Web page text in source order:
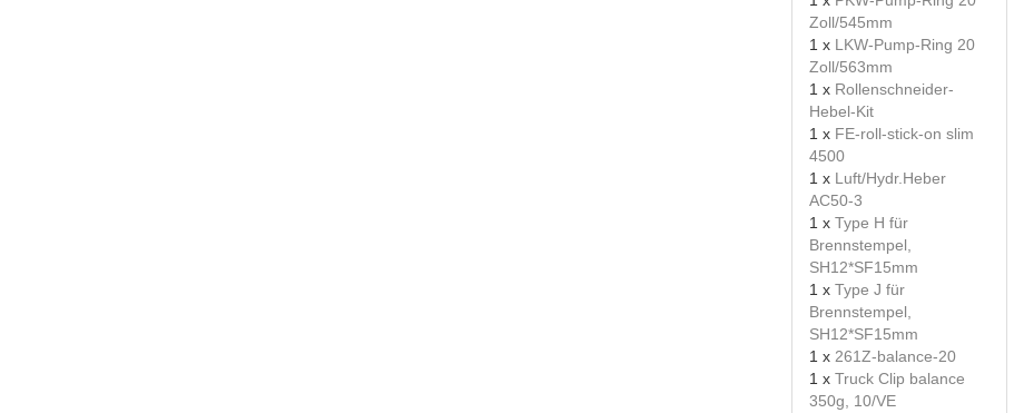
Zoll/545mm
1 x LKW-Pump-Ring 20
Zoll/563mm
1 x Rollenschneider-
Hebel-Kit
1 x FE-roll-stick-on slim
4500
1 x Luft/Hydr.Heber
AC50-3
1 x Type H für
Brennstempel,
SH12*SF15mm
1 x Type J für
Brennstempel,
SH12*SF15mm
1 x 261Z-balance-20
1 x Truck Clip balance
350g, 10/VE